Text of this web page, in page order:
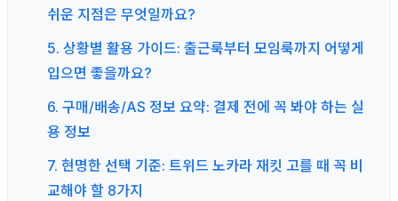
쉬운 지점은 무엇일까요?
5. 상황별 활용 가이드: 출근룩부터 모임룩까지 어떻게
입으면 좋을까요?
6. 구매/배송/AS 정보 요약: 결제 전에 꼭 봐야 하는 실
용 정보
7. 현명한 선택 기준: 트위드 노카라 재킷 고를 때 꼭 비
교해야 할 8가지